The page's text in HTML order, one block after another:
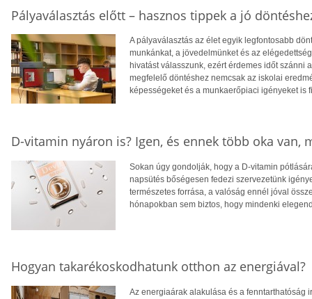
Pályaválasztás előtt – hasznos tippek a jó
A pályaválasztás az élet egyik legfontosabb
munkánkat, a jövedelmünket és az
hivatást válasszunk, ezért érdemes időt szánni
megfelelő döntéshez nemcsak az iskolai
képességeket és a munkaerőpiaci igényeket is
D-vitamin nyáron is? Igen, és ennek több oka van,
Sokan úgy gondolják, hogy a D-vitamin
napsütés bőségesen fedezi szervezetünk
természetes forrása, a valóság ennél jóval
hónapokban sem biztos, hogy mindenki
Hogyan takarékoskodhatunk otthon az energiával?
Az energiaárak alakulása és a fenntarthatóság